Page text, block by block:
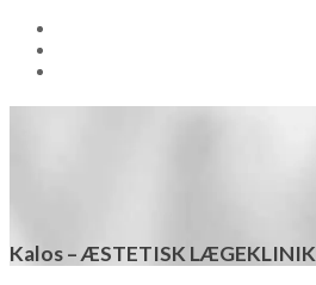
Kalos – ÆSTETISK LÆGEKLINIK